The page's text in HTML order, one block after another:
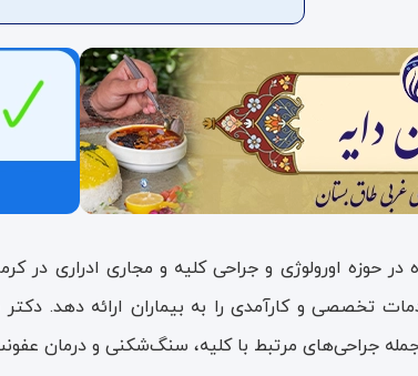
حوزه اورولوژی و جراحی کلیه و مجاری ادراری در
تخصصی و کارآمدی را به بیماران ارائه دهد.
جراحی‌های مرتبط با کلیه، سنگ‌شکنی و درمان